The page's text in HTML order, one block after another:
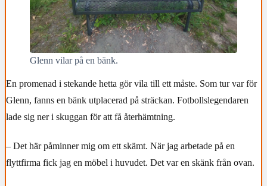
Glenn vilar på en bänk.
En promenad i stekande hetta gör vila till ett måste. Som tur var för
Glenn, fanns en bänk utplacerad på sträckan. Fotbollslegendaren
lade sig ner i skuggan för att få återhämtning.
– Det här påminner mig om ett skämt. När jag arbetade på en
flyttfirma fick jag en möbel i huvudet. Det var en skänk från ovan.